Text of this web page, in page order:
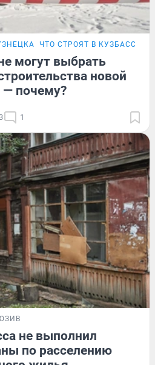
ЧТО СТРОЯТ В КУЗБАССЕ
могут выбрать
новой
почему?
1
не выполнил
по расселению